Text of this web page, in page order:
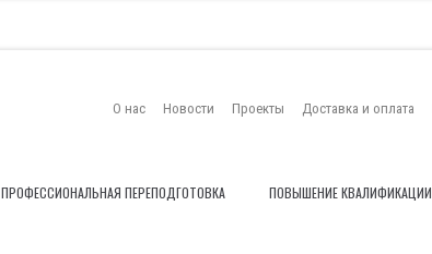
О нас Новости Проекты Доставка и оплата
ПРОФЕССИОНАЛЬНАЯ ПЕРЕПОДГОТОВКА ПОВЫШЕНИЕ КВАЛИФИКАЦИИ